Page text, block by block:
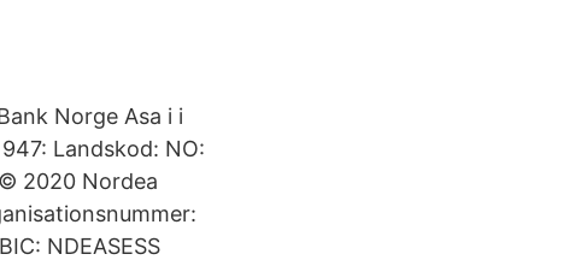
Norge Asa i i
Landskod: NO:
2020 Nordea
NDEASESS